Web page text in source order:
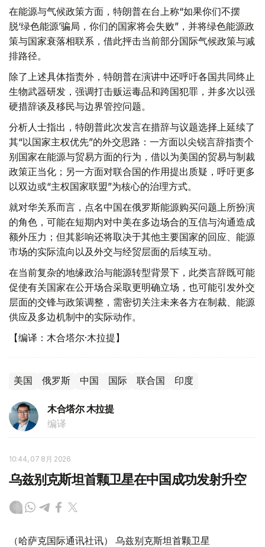
在能源与气候政策方面，特朗普在台上称“如果你们不摆
脱‘绿色能源’骗局，你们的国家将会失败”，并将绿色能源政
策与国家衰落相联系，借此抨击当前部分国际气候政策与减
排路径。
除了上述具体指责外，特朗普在演讲中还呼吁各国共同终止
生物武器研发，强调打击贩运毒品和跨国犯罪，并多次以强
硬措辞谈及移民与边界管控问题。
分析人士指出，特朗普此次发言在措辞与议题选择上延续了
其“以国家主权优先”的外交思路：一方面以尖锐言辞指责个
别国家在能源与贸易方面的行为，借以为美国的贸易与制裁
政策正当化；另一方面对联合国的作用提出质疑，呼吁更多
以双边或“主权国家联盟”为核心的治理方式。
就对华关系而言，点名中国在俄罗斯能源购买问题上所扮演
的角色，可能在短期内对中美在多边场合的互信与沟通造成
额外压力；但其影响还将取决于其他主要国家的回应、能源
市场的实际流向以及外交与经贸层面的后续互动。
在当前复杂的地缘政治与能源转型背景下，此类言辞既可能
促使有关国家在公开场合采取更明确立场，也可能引发外交
层面的交锋与政策调整，需密切关注未来各方在制裁、能源
供应及多边机制中的实际动作。
【编译：木合塔尔·木拉提】
美国 俄罗斯 中国 国际 联合国 印度
木合塔尔 木拉提
编译
10:44, 07 8月 2026
乌兹别克斯坦首颗卫星在中国成功发射升空
（哈萨克国际通讯社讯） 乌兹别克斯坦首颗卫星